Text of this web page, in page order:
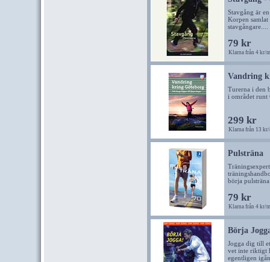
Stavgång är
Korpen
stavgångare....
79 kr
Klarna från 4 kr/
Vandring
Turerna i den
i området runt
299 kr
Klarna från 13 kr/
Pulsträna
börja
79 kr
Klarna från 4 kr/
Börja
Jogga dig till
vet inte riktigt
egentligen